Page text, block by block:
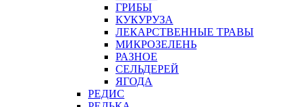
ГРИБЫ
КУКУРУЗА
ЛЕКАРСТВЕННЫЕ ТРАВЫ
МИКРОЗЕЛЕНЬ
РАЗНОЕ
СЕЛЬДЕРЕЙ
ЯГОДА
РЕДИС